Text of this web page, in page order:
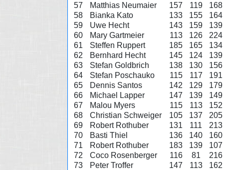
57
Matthias Neumaier 157 119 168
58
Bianka Kato 133 155 164
59
Uwe Hecht 143 159 139
60
Mary Gartmeier 113 126 224
61
Steffen Ruppert 185 165 134
62
Bernhard Hecht 145 124 139
63
Stefan Goldbrich 138 130 156
64
Stefan Poschauko 115 117 191
65
Dennis Santos 142 129 179
66
Michael Lapper 147 139 149
67
Malou Myers 115 113 152
68
Christian Schweiger 105 137 205
69
Robert Rothuber 131 111 213
70
Basti Thiel 136 140 160
71
Robert Rothuber 183 139 107
72
Coco Rosenberger 116 81 216
73
Peter Troffer 147 113 162